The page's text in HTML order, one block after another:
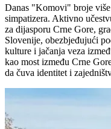
Danas "Komovi" broje
simpatizera. Aktivno
za dijasporu Crne Gore,
Slovenije, obezbjeđujući
kulture i jačanja veza
kao most između Crne
da čuva identitet i